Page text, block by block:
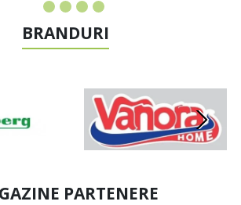
BRANDURI
PARTENERE